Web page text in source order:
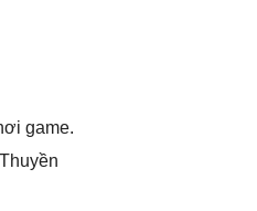
game.